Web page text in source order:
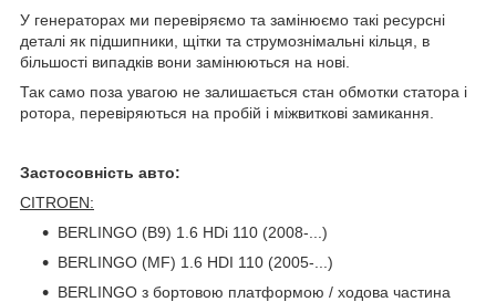
У генераторах ми перевіряємо та замінюємо такі ресурсні
деталі як підшипники, щітки та струмознімальні кільця, в
більшості випадків вони замінюються на нові.
Так само поза увагою не залишається стан обмотки статора і
ротора, перевіряються на пробій і міжвиткові замикання.
Застосовність авто:
CITROEN:
BERLINGO (B9) 1.6 HDi 110 (2008-...)
BERLINGO (MF) 1.6 HDI 110 (2005-...)
BERLINGO з бортовою платформою / ходова частина